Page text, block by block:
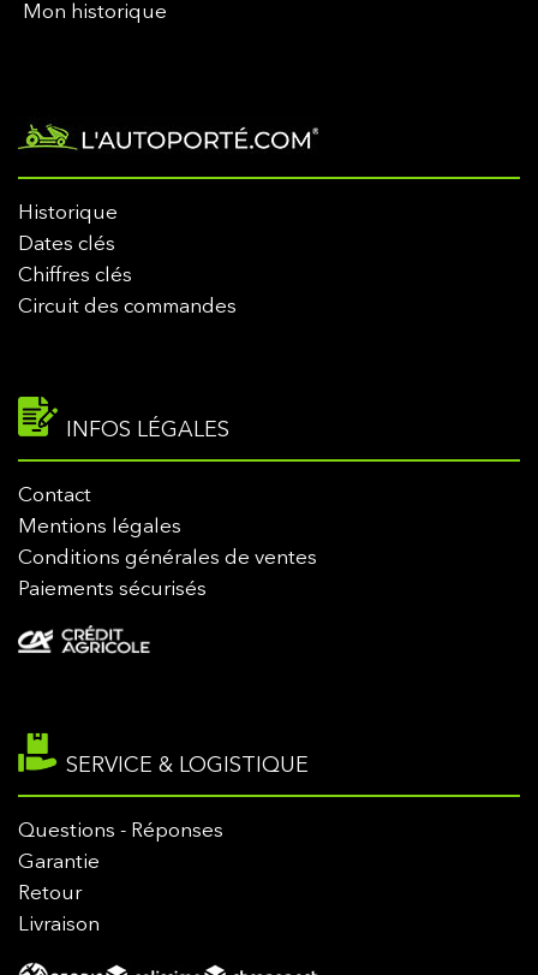
Mon historique
Historique
Dates clés
Chiffres clés
Circuit des commandes
INFOS LÉGALES
Contact
Mentions légales
Conditions générales de ventes
Paiements sécurisés
SERVICE & LOGISTIQUE
Questions - Réponses
Garantie
Retour
Livraison